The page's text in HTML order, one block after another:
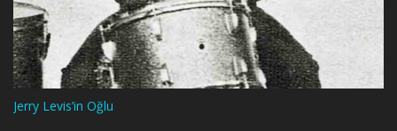
Jerry Levis’in Oğlu